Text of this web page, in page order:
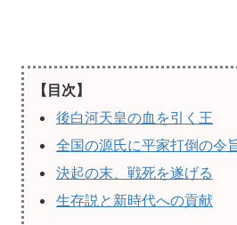
【目次】
後白河天皇の血を引く王
全国の源氏に平家打倒の令
決起の末、戦死を遂げる
生存説と新時代への貢献